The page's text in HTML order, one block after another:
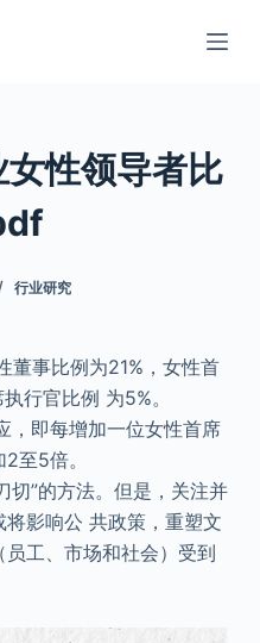
性领导者比
行业研究
董事比例为21%，女性首
行官比例 为5%。
，即每增加一位女性首席
至5倍。
切”的方法。但是，关注并
影响公 共政策，重塑文
工、市场和社会）受到